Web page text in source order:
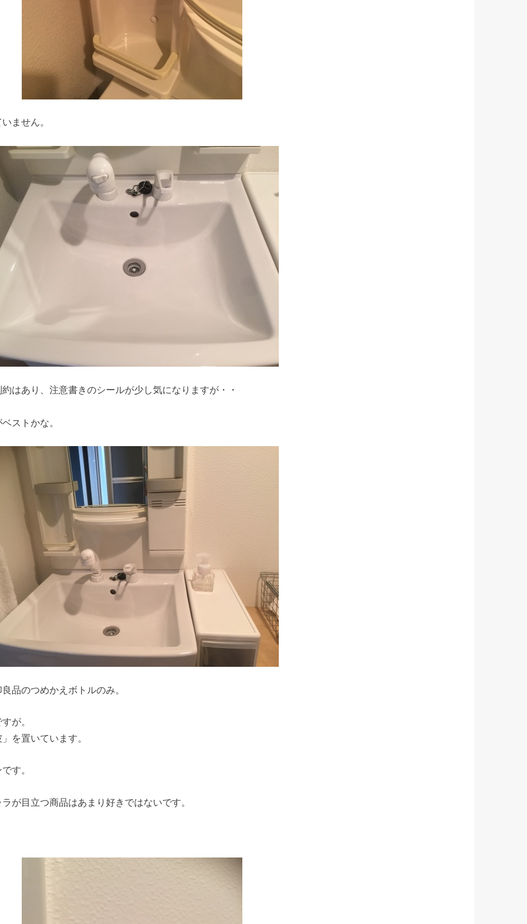
ません。
はあり、注意書きのシールが少し気になりますが・・
ストかな。
品のつめかえボトルのみ。
が。
を置いています。
す。
が目立つ商品はあまり好きではないです。